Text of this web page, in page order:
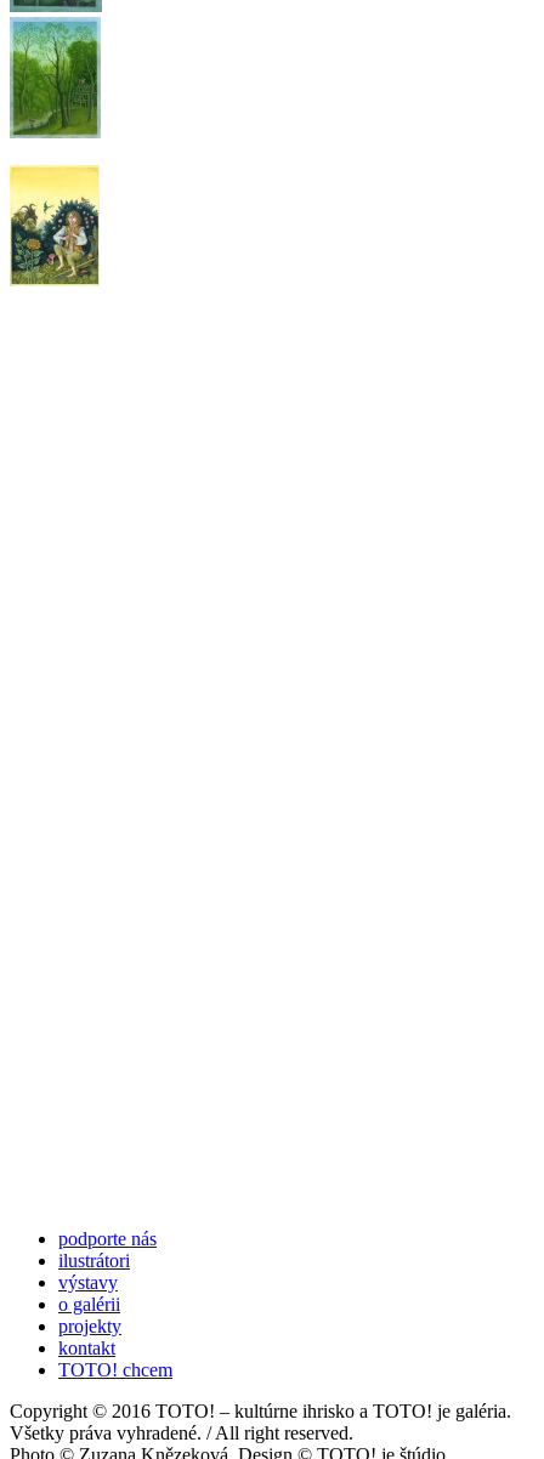
podporte nás
ilustrátori
výstavy
o galérii
projekty
kontakt
TOTO! chcem
Copyright © 2016 TOTO! – kultúrne ihrisko a TOTO! je galéria.
Všetky práva vyhradené. / All right reserved.
Photo © Zuzana Knězeková. Design © TOTO! je štúdio.